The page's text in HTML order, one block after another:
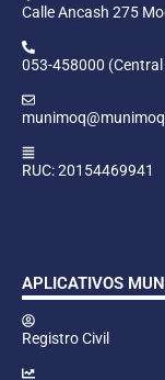
Calle Ancash 275
053-458000 (Central
RUC: 20154469941
APLICATIVOS
Registro Civil